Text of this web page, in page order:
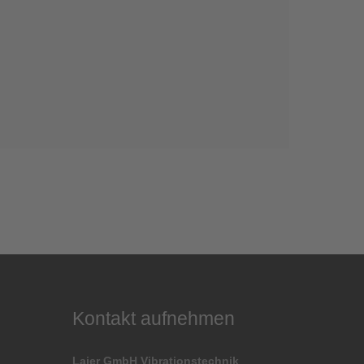
Kontakt aufnehmen
Laier GmbH Vibrationstechnik